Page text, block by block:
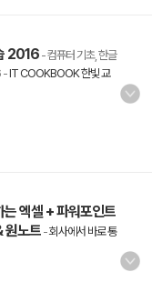
2016 - 컴퓨터 기초, 한글
-IT COOKBOOK 한빛 교
엑셀 + 파워포인트
원노트 -회사에서 바로 통